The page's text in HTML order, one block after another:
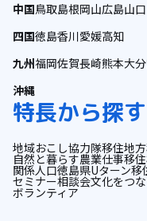
中国鳥取島根岡山広島山口
四国徳島香川愛媛高知
九州福岡佐賀長崎熊本大分
沖縄
特長から探す
地域おこし協力隊移住地
自然と暮らす農業仕事移
関係人口徳島県Uターン移
セミナー相談会文化をつ
ボランティア